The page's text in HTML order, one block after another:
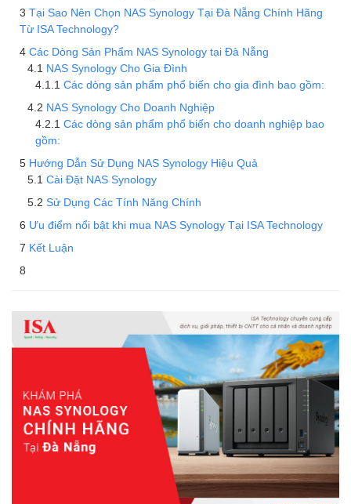
Tại Sao Nên Chọn NAS Synology Tại Đà Nẵng Chính Hãng
Từ ISA Technology?
Các Dòng Sản Phẩm NAS Synology tại Đà Nẵng
NAS Synology Cho Gia Đình
Các dòng sản phẩm phổ biến cho gia đình bao gồm:
NAS Synology Cho Doanh Nghiệp
Các dòng sản phẩm phổ biến cho doanh nghiệp bao
gồm:
Hướng Dẫn Sử Dụng NAS Synology Hiệu Quả
Cài Đặt NAS Synology
Sử Dụng Các Tính Năng Chính
Ưu điểm nổi bật khi mua NAS Synology Tại ISA Technology
Kết Luận